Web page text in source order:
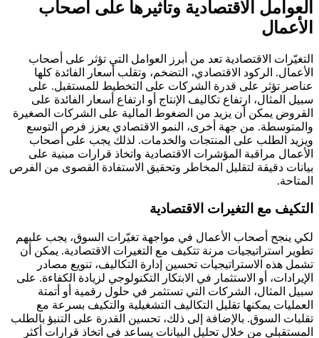
العوامل الاقتصادية وتأثيرها على أصحاب
الأعمال
التغيّرات الاقتصادية تعد من أبرز العوامل التي تؤثر على أصحاب
الأعمال. الركود الاقتصادي، التضخم، وتقلب أسعار الفائدة كلها
عناصر تؤثر على قدرة الشركات على التخطيط للمستقبل. على
سبيل المثال، ارتفاع تكاليف الإنتاج أو ارتفاع أسعار الفائدة على
القروض يمكن أن يزيد من الضغوط المالية على الشركات الصغيرة
والمتوسطة. من جهة أخرى، النمو الاقتصادي يعزز فرص التوسع
ويزيد الطلب على المنتجات والخدمات. لذلك يجب على أصحاب
الأعمال مراقبة المؤشرات الاقتصادية واتخاذ قرارات مبنية على
بيانات دقيقة لتقليل المخاطر وتحقيق الاستفادة القصوى من الفرص
المتاحة.
التكيف مع التغيرات الاقتصادية
لكي ينجح أصحاب الأعمال في مواجهة تغيّرات السوق، يجب عليهم
تطوير استراتيجيات مرنة تتكيف مع التغيرات الاقتصادية. يمكن أن
تشمل هذه الاستراتيجيات تحسين إدارة التكاليف، تنويع مصادر
الإيرادات، أو الاستثمار في الابتكار التكنولوجي لزيادة الكفاءة. على
سبيل المثال، الشركات التي تستثمر في حلول رقمية أو أتمتة
العمليات يمكنها تقليل التكاليف التشغيلية والتكيف بسرعة مع
تقلبات السوق. بالإضافة إلى ذلك، تحسين القدرة على التنبؤ بالطلب
المستقبلي من خلال تحليل البيانات يساعد في اتخاذ قرارات أكثر